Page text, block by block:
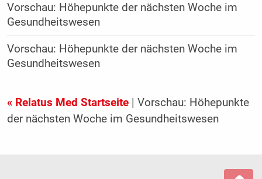
Vorschau: Höhepunkte der nächsten Woche im
Gesundheitswesen
Vorschau: Höhepunkte der nächsten Woche im
Gesundheitswesen
« Relatus Med Startseite| Vorschau: Höhepunkte
der nächsten Woche im Gesundheitswesen